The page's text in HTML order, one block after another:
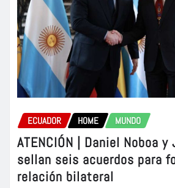
ECUADOR HOME MUNDO
ATENCIÓN | Daniel Noboa
sellan seis acuerdos para
relación bilateral